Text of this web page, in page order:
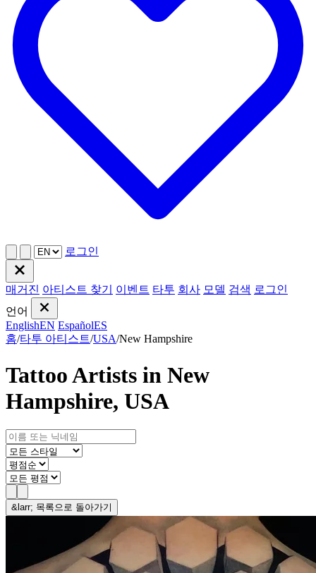
로그인
매거진 아티스트 찾기 이벤트 타투 회사 모델 검색 로그인
언어
EnglishEN EspañolES
홈/타투 아티스트/USA/New Hampshire
Tattoo Artists in New
Hampshire, USA
&larr; 목록으로 돌아가기